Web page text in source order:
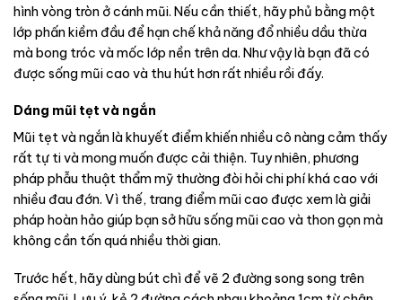
hình vòng tròn ở cánh mũi. Nếu cần thiết, hãy phủ bằng một
lớp phấn kiềm đầu để hạn chế khả năng đổ nhiều dầu thừa
mà bong tróc và mốc lớp nền trên da. Như vậy là bạn đã có
được sống mũi cao và thu hút hơn rất nhiều rồi đấy.
Dáng mũi tẹt và ngắn
Mũi tẹt và ngắn là khuyết điểm khiến nhiều cô nàng cảm thấy
rất tự ti và mong muốn được cải thiện. Tuy nhiên, phương
pháp phẫu thuật thẩm mỹ thường đòi hỏi chi phí khá cao với
nhiều đau đớn. Vì thế, trang điểm mũi cao được xem là giải
pháp hoàn hảo giúp bạn sở hữu sống mũi cao và thon gọn mà
không cần tốn quá nhiều thời gian.
Trước hết, hãy dùng bút chì để vẽ 2 đường song song trên